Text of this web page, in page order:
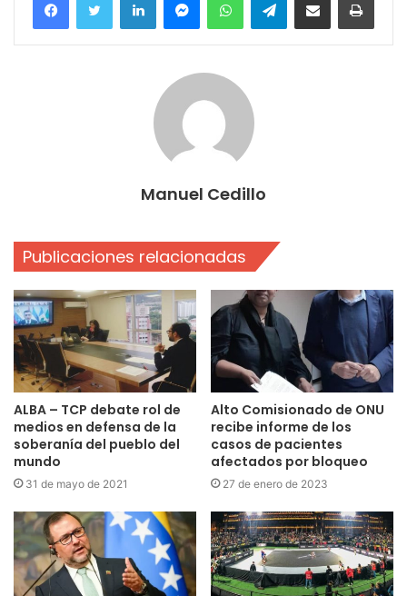
Manuel Cedillo
Publicaciones relacionadas
ALBA – TCP debate rol de
medios en defensa de la
soberanía del pueblo del
mundo
31 de mayo de 2021
Alto Comisionado de ONU
recibe informe de los
casos de pacientes
afectados por bloqueo
27 de enero de 2023